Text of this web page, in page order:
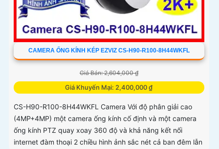
CAMERA ỐNG KÍNH KÉP EZVIZ CS-H90-R100-8H44WKFL
Giá Bán: 2,604,000 ₫
Giá Khuyến Mại: 2,400,000 ₫
CS-H90-R100-8H44WKFL Camera Với độ phân giải cao
(4MP+4MP) một camera ống kính cố định và một camera
ống kính PTZ quay xoay 360 độ và khả năng kết nối
internet đàm thoại 2 chiều hình ảnh sắc nét cả ban đêm lẫn